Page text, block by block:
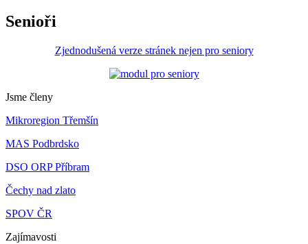
Senioři
Zjednodušená verze stránek nejen pro seniory
Jsme členy
Mikroregion Třemšín
MAS Podbrdsko
DSO ORP Příbram
Čechy nad zlato
SPOV ČR
Zajímavosti